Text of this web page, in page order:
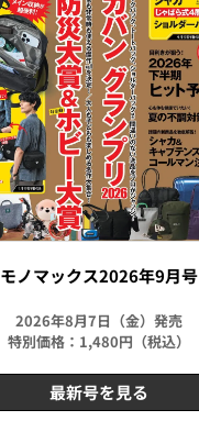
モノマックス2026年9月号
2026年8月7日（金）発売
特別価格：1,480円（税込）
最新号を見る